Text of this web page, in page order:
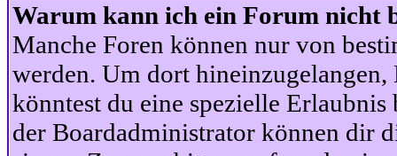
Warum kann ich ein Forum nicht
Manche Foren können nur von
werden. Um dort hineinzugelangen,
könntest du eine spezielle
der Boardadministrator können dir